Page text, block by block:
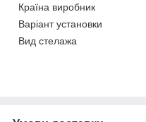
Країна виробник
Варіант установки
Вид стелажа